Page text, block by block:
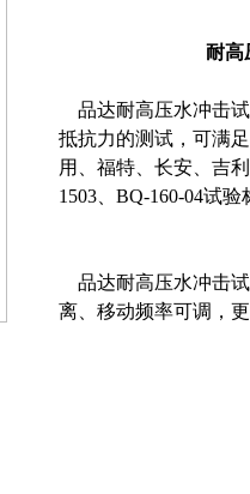
耐高
品达耐高压水冲击
抵抗力的测试，可满
用、福特、长安、吉
1503、BQ-160-04试
品达耐高压水冲击试
离、移动频率可调，